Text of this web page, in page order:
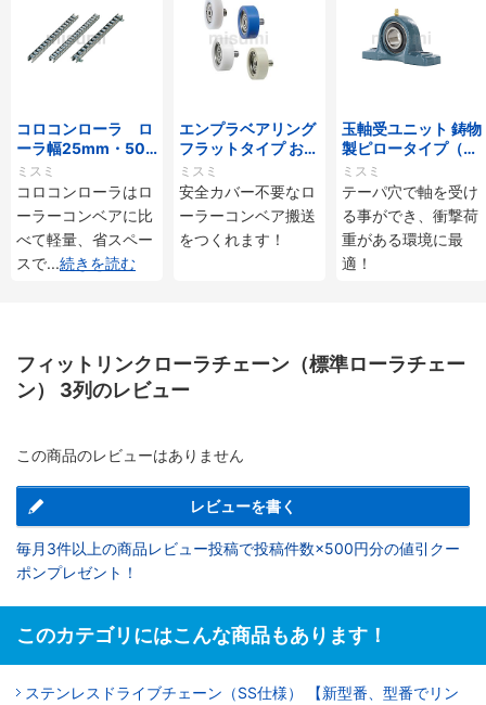
コロコンローラ ロ
ーラ幅25mm・50
mmタイプ
ミスミ
コロコンローラはロ
ーラーコンベアに比
べて軽量、省スペー
スで...続きを読む
エンプラベアリング
フラットタイプ おね
じ付
ミスミ
安全カバー不要なロ
ーラーコンベア搬送
をつくれます！
玉軸受ユニット 鋳物
製ピロータイプ（テ
ーパ穴タイプ）
ミスミ
テーパ穴で軸を受け
る事ができ、衝撃荷
重がある環境に最
適！
フィットリンクローラチェーン（標準ローラチェー
ン） 3列のレビュー
この商品のレビューはありません
レビューを書く
毎月3件以上の商品レビュー投稿で投稿件数×500円分の値引クー
ポンプレゼント！
このカテゴリにはこんな商品もあります！
ステンレスドライブチェーン（SS仕様） 【新型番、型番でリン